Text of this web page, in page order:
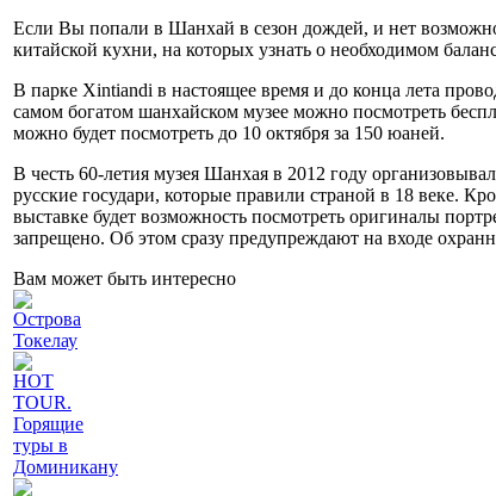
Если Вы попали в Шанхай в сезон дождей, и нет
китайской кухни, на которых узнать о необходимом
В парке Xintiandi в настоящее время и до конца лета
самом богатом шанхайском музее можно посмотреть
можно будет посмотреть до 10 октября за 150 юаней.
В честь 60-летия музея Шанхая в 2012 году
русские государи, которые правили страной в 18 веке.
выставке будет возможность посмотреть оригиналы
запрещено. Об этом сразу предупреждают на входе
Вам может быть интересно
Острова
Токелау
HOT
TOUR.
Горящие
туры в
Доминикану